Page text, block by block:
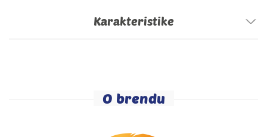
Karakteristike
O brendu